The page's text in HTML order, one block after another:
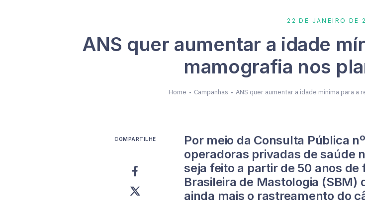
22 DE JANEIRO DE
ANS quer aumentar a idade
mamografia nos
Home Campanhas ANS quer aumentar a idade mínima para a
COMPARTILHE
Por meio da Consulta Pública
operadoras privadas de saúde
seja feito a partir de 50 anos
Brasileira de Mastologia
ainda mais o rastreamento do